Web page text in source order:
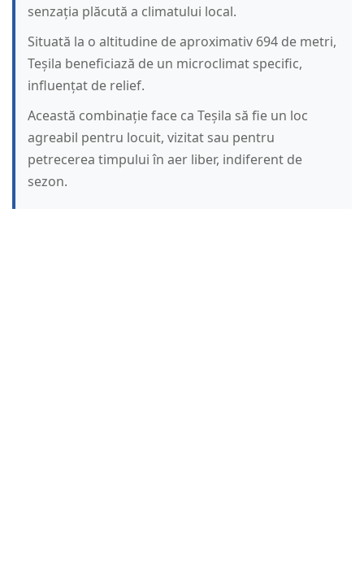
senzația plăcută a climatului local.
Situată la o altitudine de aproximativ 694 de metri,
Teșila beneficiază de un microclimat specific,
influențat de relief.
Această combinație face ca Teșila să fie un loc
agreabil pentru locuit, vizitat sau pentru
petrecerea timpului în aer liber, indiferent de
sezon.